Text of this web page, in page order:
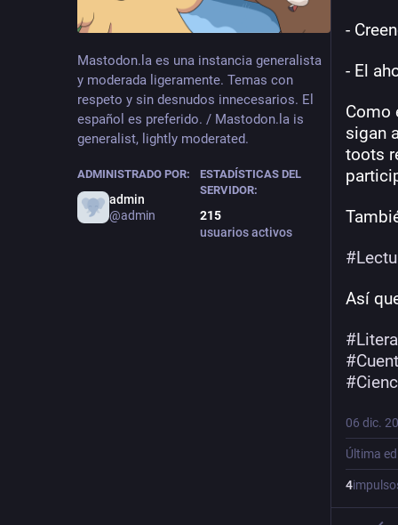
Mastodon.la es una instancia generalista
y moderada ligeramente. Temas con
respeto y sin desnudos innecesarios. El
español es preferido. / Mastodon.la is
generalist, lightly moderated.
ADMINISTRADO POR:
admin
@admin
ESTADÍSTICAS DEL
SERVIDOR:
215
usuarios activos
-
- El
Como
sigan
toots
#
Así
#
#
#
06 dic.
Última
4